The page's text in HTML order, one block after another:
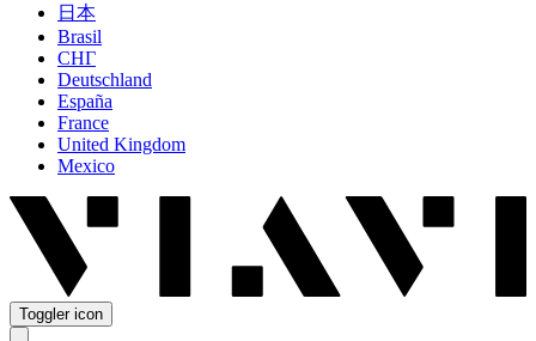
日本
Brasil
СНГ
Deutschland
España
France
United Kingdom
Mexico
Toggler icon